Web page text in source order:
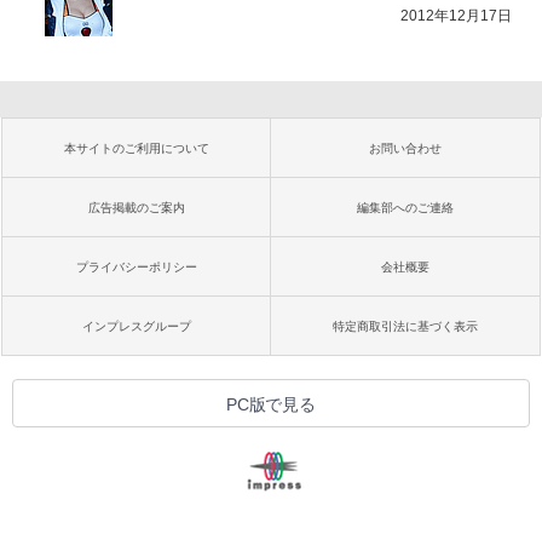
2012年12月17日
本サイトのご利用について お問い合わせ
広告掲載のご案内 編集部へのご連絡
プライバシーポリシー 会社概要
インプレスグループ 特定商取引法に基づく表示
PC版で見る